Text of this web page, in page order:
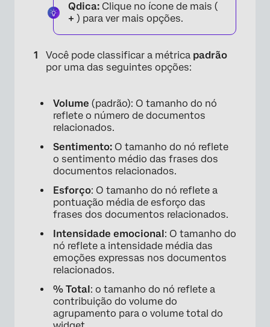
Qdica: Clique no ícone de mais (
+ ) para ver mais opções.
Você pode classificar a métrica padrão
por uma das seguintes opções:
Volume (padrão): O tamanho do nó
reflete o número de documentos
relacionados.
Sentimento: O tamanho do nó reflete
o sentimento médio das frases dos
documentos relacionados.
Esforço: O tamanho do nó reflete a
pontuação média de esforço das
frases dos documentos relacionados.
Intensidade emocional: O tamanho do
nó reflete a intensidade média das
emoções expressas nos documentos
relacionados.
% Total: o tamanho do nó reflete a
contribuição do volume do
agrupamento para o volume total do